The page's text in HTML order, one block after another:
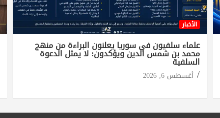
الأخبار
علماء سلفيون في سوريا يعلنون البراءة من منهج
محمد بن شمس الدين ويؤكدون: لا يمثل الدعوة
السلفية
أغسطس 6, 2026